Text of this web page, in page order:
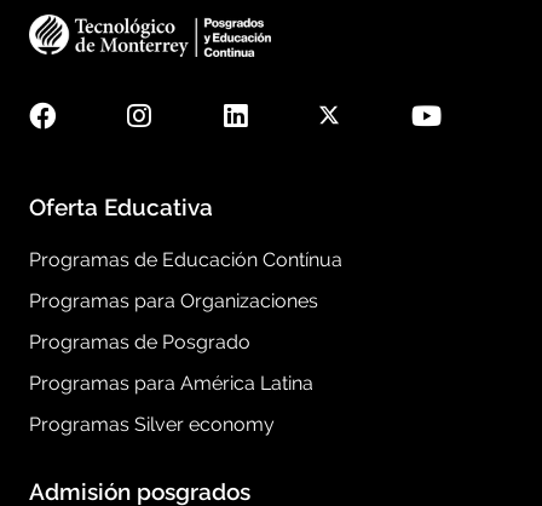
Oferta Educativa
Programas de Educación Contínua
Programas para Organizaciones
Programas de Posgrado
Programas para América Latina
Programas Silver economy
Admisión posgrados